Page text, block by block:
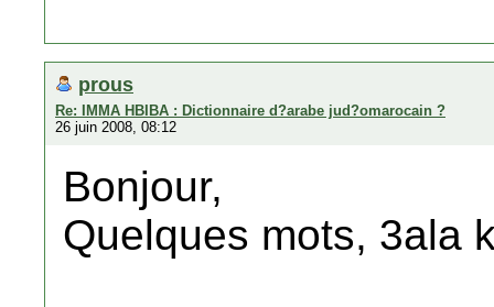
prous
Re: IMMA HBIBA : Dictionnaire d?arabe jud?omarocain ?
26 juin 2008, 08:12
Bonjour,
Quelques mots, 3ala